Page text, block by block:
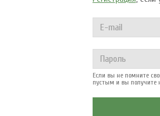
Если вы не помните
пустым и вы получите